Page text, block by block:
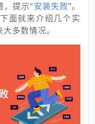
，提示“安装失败”。
面就来介绍几个实
多数情况。